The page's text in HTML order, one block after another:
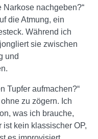
nachgeben?“
die Atmung, ein
Während ich
sie zwischen
und
Tupfer aufmachen?“
zu zögern. Ich
was ich brauche,
kein klassischer OP,